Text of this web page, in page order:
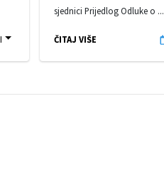
sjednici Prijedlog Odluke o ...
ČITAJ VIŠE